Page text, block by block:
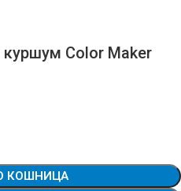
Color Maker
КОШНИЦА